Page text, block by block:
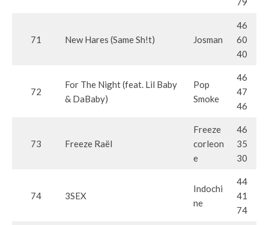
71 New Hares (Same Sh!t) Josman
46
60
40
72
For The Night (feat. Lil Baby
& DaBaby)
Pop
Smoke
46
47
46
73 Freeze Raël
Freeze
corleon
e
46
35
30
74 3SEX
Indochi
ne
44
41
74